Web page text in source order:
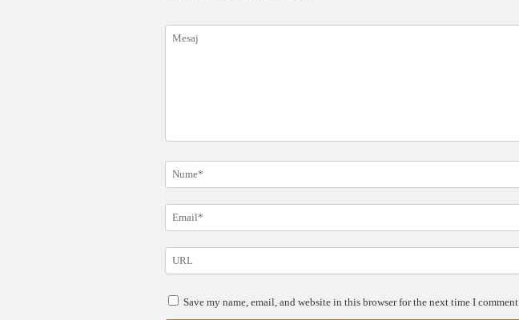
Save my name, email, and website in this browser for the next time I comment.